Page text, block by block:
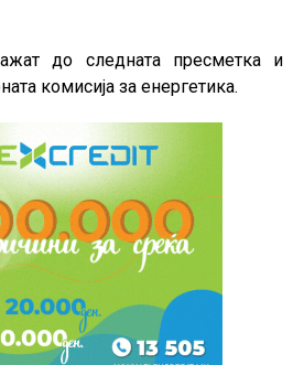
до следната пресметка и
комисија за енергетика.